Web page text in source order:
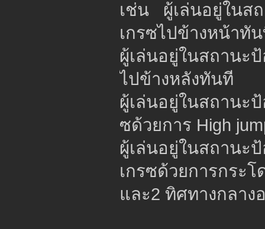
เช่น ผู้เล่นอยู่ในส
เกรซไปข้างหน้าทั
ผู้เล่นอยู่ในสถานะ
ไปข้างหลังทันที
ผู้เล่นอยู่ในสถานะ
ซด้วยการ High
ผู้เล่นอยู่ในสถานะ
เกรซด้วยการกระ
และ2 ทิศทางกลา